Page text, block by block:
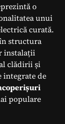
o
unui
curată.
structura
instalații
clădirii și
de
populare